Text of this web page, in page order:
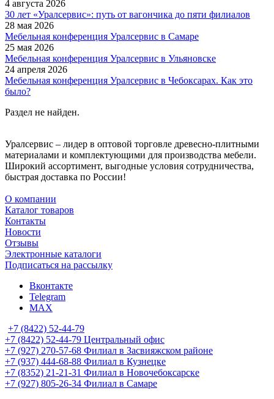
4 августа 2026
30 лет «Уралсервис»: путь от вагончика до пяти филиалов
28 мая 2026
Мебельная конференция Уралсервис в Самаре
25 мая 2026
Мебельная конференция Уралсервис в Ульяновске
24 апреля 2026
Мебельная конференция Уралсервис в Чебоксарах. Как это
было?
Раздел не найден.
Уралсервис – лидер в оптовой торговле древесно-плитными
материалами и комплектующими для производства мебели.
Широкий ассортимент, выгодные условия сотрудничества,
быстрая доставка по России!
О компании
Каталог товаров
Контакты
Новости
Отзывы
Электронные каталоги
Подписаться на рассылку
Вконтакте
Telegram
MAX
+7 (8422) 52-44-79
+7 (8422) 52-44-79 Центральный офис
+7 (927) 270-57-68 Филиал в Засвияжском районе
+7 (937) 444-68-88 Филиал в Кузнецке
+7 (8352) 21-21-31 Филиал в Новочебоксарске
+7 (927) 805-26-34 Филиал в Самаре